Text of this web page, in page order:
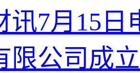
讯7月15
限公司成